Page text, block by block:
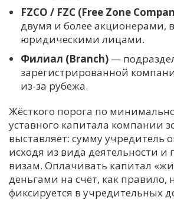
FZCO / FZC (Free Zone
двумя и более акционерами,
юридическими лицами.
Филиал (Branch) —
зарегистрированной
из-за рубежа.
Жёсткого порога по
уставного капитала компании
выставляет: сумму учредитель
исходя из вида деятельности и
визам. Оплачивать капитал
деньгами на счёт, как правило,
фиксируется в учредительных